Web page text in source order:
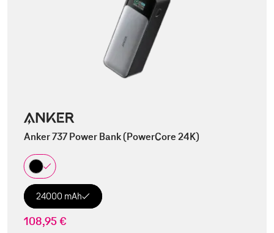
Anker 737 Power Bank (PowerCore 24K)
24000 mAh
108,95 €